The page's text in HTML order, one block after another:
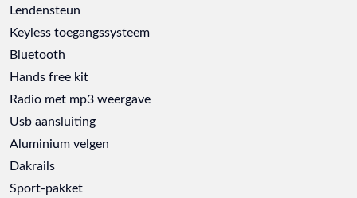
Lendensteun
Keyless toegangssysteem
Bluetooth
Hands free kit
Radio met mp3 weergave
Usb aansluiting
Aluminium velgen
Dakrails
Sport-pakket